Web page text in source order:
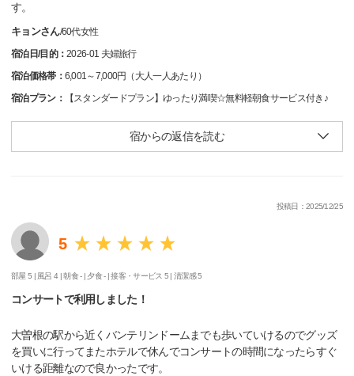
す。
キョンさん/60代女性
宿泊日/目的：2026-01 夫婦旅行
宿泊価格帯： 6,001～7,000円（大人一人あたり）
宿泊プラン：
【スタンダードプラン】ゆったり満喫☆無料軽朝食サービス付き♪
宿からの返信を読む
投稿日：2025/12/25
5
部屋 5 | 風呂 4 |朝食 - | 夕食 - |接客・サービス 5 |清潔感 5
コンサートで利用しました！
大曽根の駅から近くバンテリンドームまでも歩いていけるのでグッズ
を買いに行ってまたホテルで休んでコンサートの時間になったらすぐ
いける距離なので良かったです。